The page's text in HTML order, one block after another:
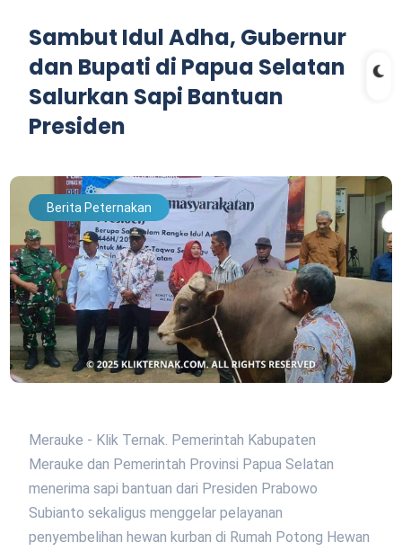
Sambut Idul Adha, Gubernur
dan Bupati di Papua Selatan
Salurkan Sapi Bantuan
Presiden
Berita Peternakan
Merauke - Klik Ternak. Pemerintah Kabupaten
Merauke dan Pemerintah Provinsi Papua Selatan
menerima sapi bantuan dari Presiden Prabowo
Subianto sekaligus menggelar pelayanan
penyembelihan hewan kurban di Rumah Potong Hewan